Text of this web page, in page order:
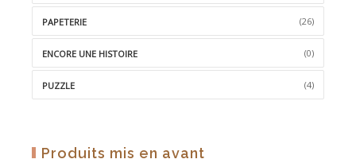
PAPETERIE (26)
ENCORE UNE HISTOIRE (0)
PUZZLE (4)
Produits mis en avant